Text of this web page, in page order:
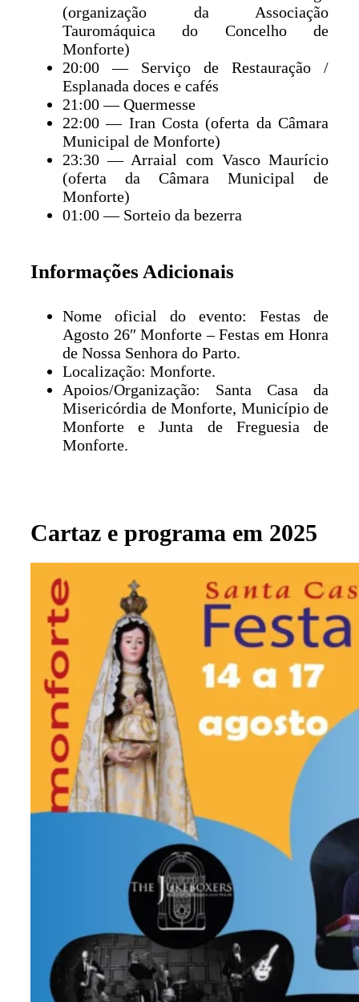
(organização da Associação
Tauromáquica do Concelho de
Monforte)
20:00 — Serviço de Restauração /
Esplanada doces e cafés
21:00 — Quermesse
22:00 — Iran Costa (oferta da Câmara
Municipal de Monforte)
23:30 — Arraial com Vasco Maurício
(oferta da Câmara Municipal de
Monforte)
01:00 — Sorteio da bezerra
Informações Adicionais
Nome oficial do evento: Festas de
Agosto 26″ Monforte – Festas em Honra
de Nossa Senhora do Parto.
Localização: Monforte.
Apoios/Organização: Santa Casa da
Misericórdia de Monforte, Município de
Monforte e Junta de Freguesia de
Monforte.
Cartaz e programa em 2025